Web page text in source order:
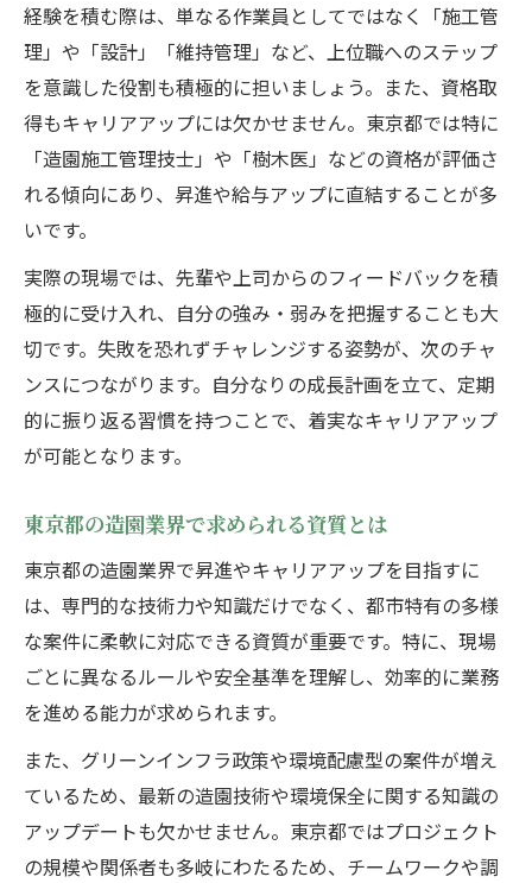
経験を積む際は、単なる作業員としてではなく「施工管
理」や「設計」「維持管理」など、上位職へのステップ
を意識した役割も積極的に担いましょう。また、資格取
得もキャリアアップには欠かせません。東京都では特に
「造園施工管理技士」や「樹木医」などの資格が評価さ
れる傾向にあり、昇進や給与アップに直結することが多
いです。
実際の現場では、先輩や上司からのフィードバックを積
極的に受け入れ、自分の強み・弱みを把握することも大
切です。失敗を恐れずチャレンジする姿勢が、次のチャ
ンスにつながります。自分なりの成長計画を立て、定期
的に振り返る習慣を持つことで、着実なキャリアアップ
が可能となります。
東京都の造園業界で求められる資質とは
東京都の造園業界で昇進やキャリアアップを目指すに
は、専門的な技術力や知識だけでなく、都市特有の多様
な案件に柔軟に対応できる資質が重要です。特に、現場
ごとに異なるルールや安全基準を理解し、効率的に業務
を進める能力が求められます。
また、グリーンインフラ政策や環境配慮型の案件が増え
ているため、最新の造園技術や環境保全に関する知識の
アップデートも欠かせません。東京都ではプロジェクト
の規模や関係者も多岐にわたるため、チームワークや調